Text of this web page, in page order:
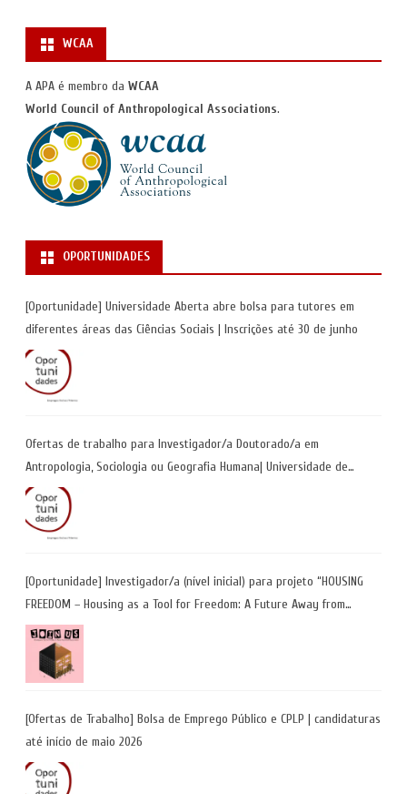
WCAA
A APA é membro da WCAA
World Council of Anthropological Associations.
OPORTUNIDADES
[Oportunidade] Universidade Aberta abre bolsa para tutores em
diferentes áreas das Ciências Sociais | Inscrições até 30 de junho
Ofertas de trabalho para Investigador/a Doutorado/a em
Antropologia, Sociologia ou Geografia Humana| Universidade de
Coimbra | Candidaturas até 29 de maio 2026
[Oportunidade] Investigador/a (nível inicial) para projeto “HOUSING
FREEDOM – Housing as a Tool for Freedom: A Future Away from
Incarceration” | até 8 de maio
[Ofertas de Trabalho] Bolsa de Emprego Público e CPLP | candidaturas
até início de maio 2026